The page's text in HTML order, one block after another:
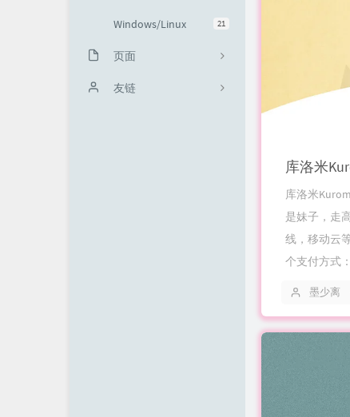
21
Windows/Linux
页面
关于友链
库洛米
是妹子，走
线，移动云
个支付方式
墨少离